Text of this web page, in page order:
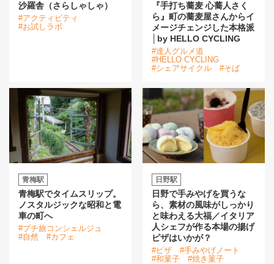
沙羅舎（さらしゃしゃ）
#アクティビティ
#お試しラボ
『手打ち蕎麦 心蕎人さく
ら』町の蕎麦屋さんからイ
メージチェンジした本格派
│by HELLO CYCLING
#達人グルメ道
#HELLO CYCLING
#シェアサイクル
#そば
青梅駅
青梅駅でタイムスリップ。
ノスタルジックな昭和と電
車の町へ
#プチ旅コンシェルジュ
#自然
#カフェ
日野駅
日野で手みやげを買うな
ら、素材の風味がしっかり
と味わえる大福／イタリア
人シェフが作る本場の揚げ
ピザはいかが？
#ピザ
#手みやげノート
#和菓子
#焼き菓子